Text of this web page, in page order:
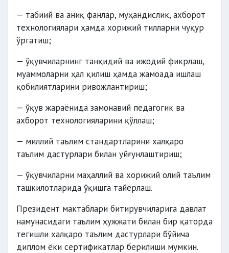
— табиий ва аниқ фанлар, муҳандислик, ахборот
технологиялари ҳамда хорижий тилларни чуқур
ўргатиш;
— ўқувчиларнинг танқидий ва ижодий фикрлаш,
муаммоларни ҳал қилиш ҳамда жамоада ишлаш
қобилиятларини ривожлантириш;
— ўқув жараёнида замонавий педагогик ва
ахборот технологияларини қўллаш;
— миллий таълим стандартларини халқаро
таълим дастурлари билан уйғунлаштириш;
— ўқувчиларни маҳаллий ва хорижий олий таълим
ташкилотларида ўқишга тайёрлаш.
Президент мактаблари битирувчиларига давлат
намунасидаги таълим ҳужжати билан бир қаторда
тегишли халқаро таълим дастурлари бўйича
диплом ёки сертификатлар берилиши мумкин.